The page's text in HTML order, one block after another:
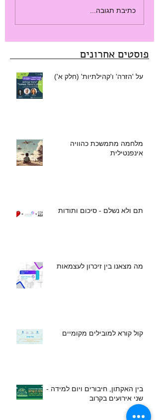
כתיבת תגובה...
פוסטים אחרונים
על 'הזרה' ו'קהילתיות' (חלק א')
מלחמה מתמשכת כהוויה
אינפנטילית
תם ולא נשלם - סיכום ותודות
מה מצאנו בין זיכרון לעצמאות
קול קורא למובילים מקומיים
בין האקתון, חיבורים ויום למידה -
שני אירועים בקרוב